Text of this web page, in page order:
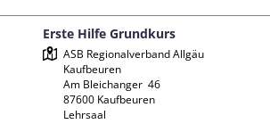
Erste Hilfe Grundkurs
ASB Regionalverband Allgäu
Kaufbeuren
Am Bleichanger  46
87600 Kaufbeuren
Lehrsaal